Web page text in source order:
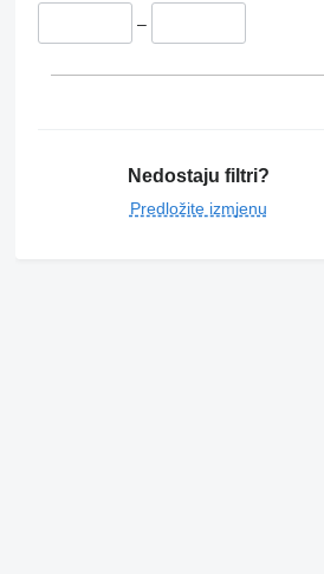
–
Nedostaju filtri?
Predložite izmjenu